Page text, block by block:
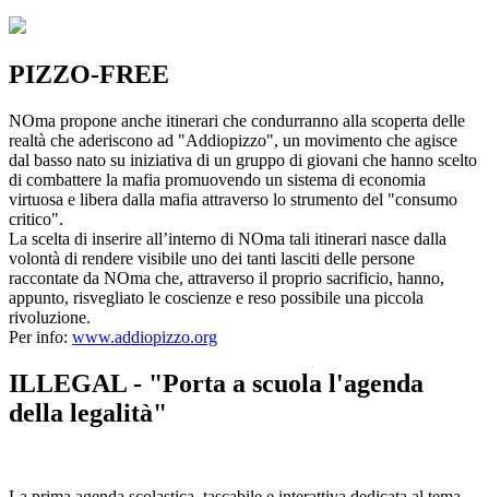
PIZZO-FREE
NOma propone anche itinerari che condurranno alla scoperta delle
realtà che aderiscono ad "Addiopizzo", un movimento che agisce
dal basso nato su iniziativa di un gruppo di giovani che hanno scelto
di combattere la mafia promuovendo un sistema di economia
virtuosa e libera dalla mafia attraverso lo strumento del "consumo
critico".
La scelta di inserire all’interno di NOma tali itinerari nasce dalla
volontà di rendere visibile uno dei tanti lasciti delle persone
raccontate da NOma che, attraverso il proprio sacrificio, hanno,
appunto, risvegliato le coscienze e reso possibile una piccola
rivoluzione.
Per info: www.addiopizzo.org
ILLEGAL - "Porta a scuola l'agenda
della legalità"